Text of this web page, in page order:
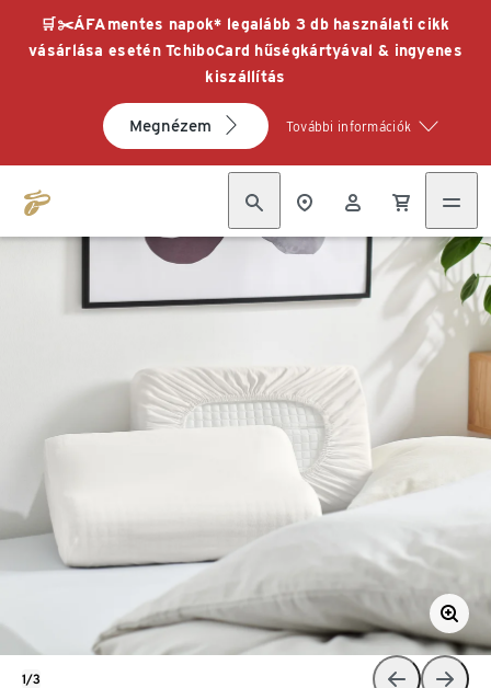
🛒✂️ÁFAmentes napok* legalább 3 db használati cikk
vásárlása esetén TchiboCard hűségkártyával & ingyenes
kiszállítás
Megnézem További információk
1/3